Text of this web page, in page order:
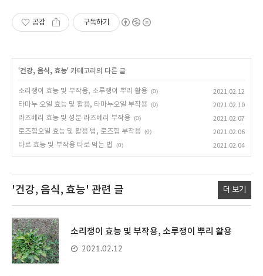
공감 구독하기
'건강, 음식, 효능' 카테고리의 다른 글
소리쟁이 효능 및 부작용, 소루쟁이 뿌리 활용 (0)
2021.02.12
타마누 오일 효능 및 활용, 타마누오일 부작용 (0)
2021.02.10
라즈베리 효능 및 성분 라즈베리 부작용 (0)
2021.02.07
로즈힙오일 효능 및 활용 법, 로즈힙 부작용 (0)
2021.02.06
타로 효능 및 부작용 타로 먹는 법
(0) 2021.02.04
'건강, 음식, 효능' 관련 글 더 보기
소리쟁이 효능 및 부작용, 소루쟁이 뿌리 활용
2021.02.12